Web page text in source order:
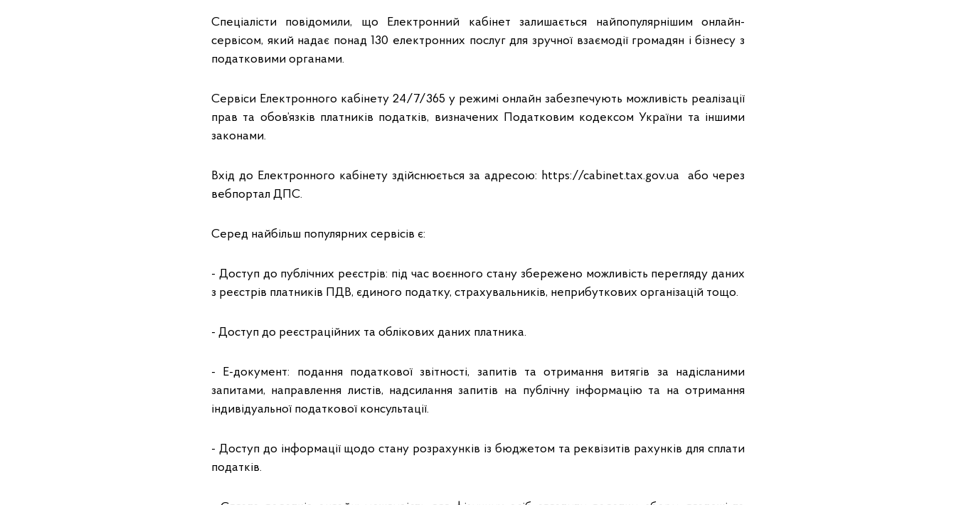
Спеціалісти повідомили, що Електронний кабінет залишається найпопулярнішим онлайн-
сервісом, який надає понад 130 електронних послуг для зручної взаємодії громадян і бізнесу з
податковими органами.
Сервіси Електронного кабінету 24/7/365 у режимі онлайн забезпечують можливість реалізації
прав та обов’язків платників податків, визначених Податковим кодексом України та іншими
законами.
Вхід до Електронного кабінету здійснюється за адресою: https://cabinet.tax.gov.ua або через
вебпортал ДПС.
Серед найбільш популярних сервісів є:
- Доступ до публічних реєстрів: під час воєнного стану збережено можливість перегляду даних
з реєстрів платників ПДВ, єдиного податку, страхувальників, неприбуткових організацій тощо.
- Доступ до реєстраційних та облікових даних платника.
- Е-документ: подання податкової звітності, запитів та отримання витягів за надісланими
запитами, направлення листів, надсилання запитів на публічну інформацію та на отримання
індивідуальної податкової консультації.
- Доступ до інформації щодо стану розрахунків із бюджетом та реквізитів рахунків для сплати
податків.